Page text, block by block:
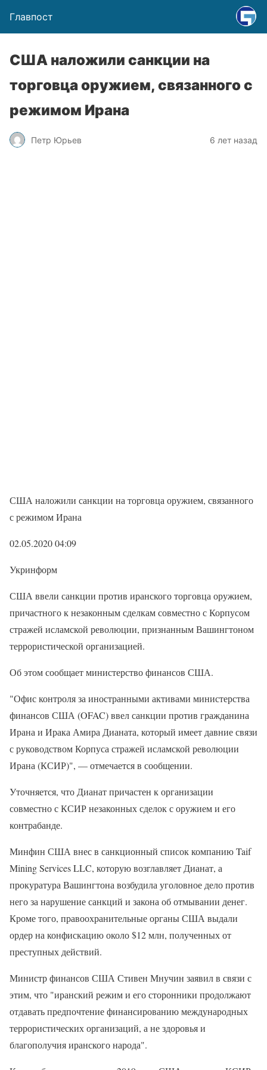
Главпост
США наложили санкции на
торговца оружием, связанного с
режимом Ирана
Петр Юрьев 6 лет назад
США наложили санкции на торговца оружием, связанного
с режимом Ирана
02.05.2020 04:09
Укринформ
США ввели санкции против иранского торговца оружием,
причастного к незаконным сделкам совместно с Корпусом
стражей исламской революции, признанным Вашингтоном
террористической организацией.
Об этом сообщает министерство финансов США.
"Офис контроля за иностранными активами министерства
финансов США (OFAC) ввел санкции против гражданина
Ирана и Ирака Амира Дианата, который имеет давние связи
с руководством Корпуса стражей исламской революции
Ирана (КСИР)", — отмечается в сообщении.
Уточняется, что Дианат причастен к организации
совместно с КСИР незаконных сделок с оружием и его
контрабанде.
Минфин США внес в санкционный список компанию Taif
Mining Services LLC, которую возглавляет Дианат, а
прокуратура Вашингтона возбудила уголовное дело против
него за нарушение санкций и закона об отмывании денег.
Кроме того, правоохранительные органы США выдали
ордер на конфискацию около $12 млн, полученных от
преступных действий.
Министр финансов США Стивен Мнучин заявил в связи с
этим, что "иранский режим и его сторонники продолжают
отдавать предпочтение финансированию международных
террористических организаций, а не здоровья и
благополучия иранского народа".